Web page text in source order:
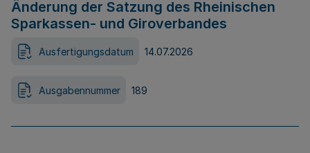
Änderung der Satzung des Rheinischen
Sparkassen- und Giroverbandes
Ausfertigungsdatum 14.07.2026
Ausgabennummer 189